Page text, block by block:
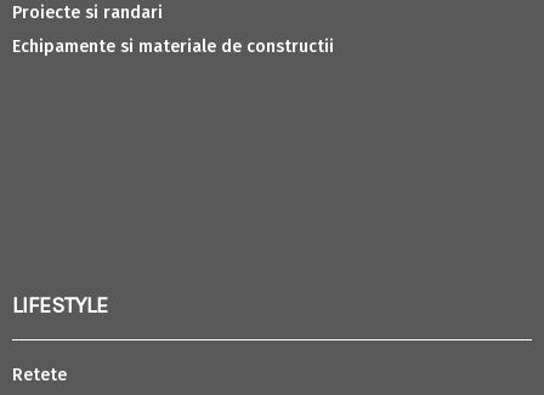
Proiecte si randari
Echipamente si materiale de constructii
LIFESTYLE
Retete